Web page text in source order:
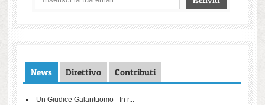
News Direttivo Contributi
Un Giudice Galantuomo - In r...